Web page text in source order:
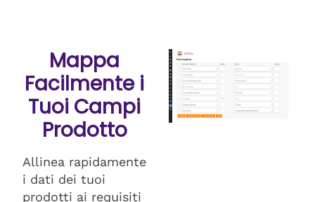
Mappa
Facilmente i
Tuoi Campi
Prodotto
Allinea rapidamente
i dati dei tuoi
prodotti ai requisiti